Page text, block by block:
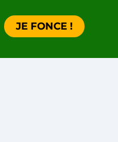
JE FONCE !